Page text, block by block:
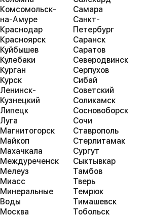
Комсомольск-
на-Амуре
Краснодар
Красноярск
Куйбышев
Кулебаки
Курган
Курск
Ленинск-
Кузнецкий
Липецк
Луга
Магнитогорск
Майкоп
Махачкала
Междуреченск
Мелеуз
Миасс
Минеральные
Воды
Москва
Самара
Санкт-
Петербург
Саранск
Саратов
Северодвинск
Серпухов
Сибай
Советский
Соликамск
Сосновоборск
Сочи
Ставрополь
Стерлитамак
Сургут
Сыктывкар
Тамбов
Тверь
Темрюк
Тимашевск
Тобольск